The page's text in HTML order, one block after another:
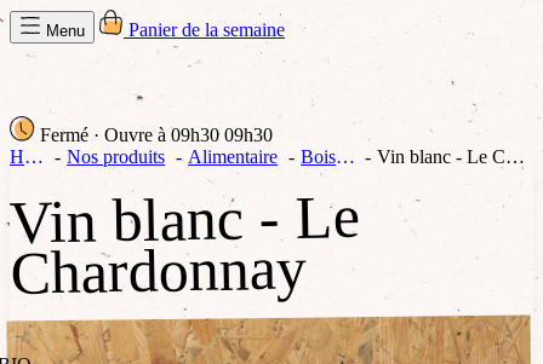
Menu Panier de la semaine
Fermé · Ouvre à 09h30 09h30
Home Nos produits Alimentaire Boissons Vin blanc - Le Chardonnay
Vin blanc - Le
Chardonnay